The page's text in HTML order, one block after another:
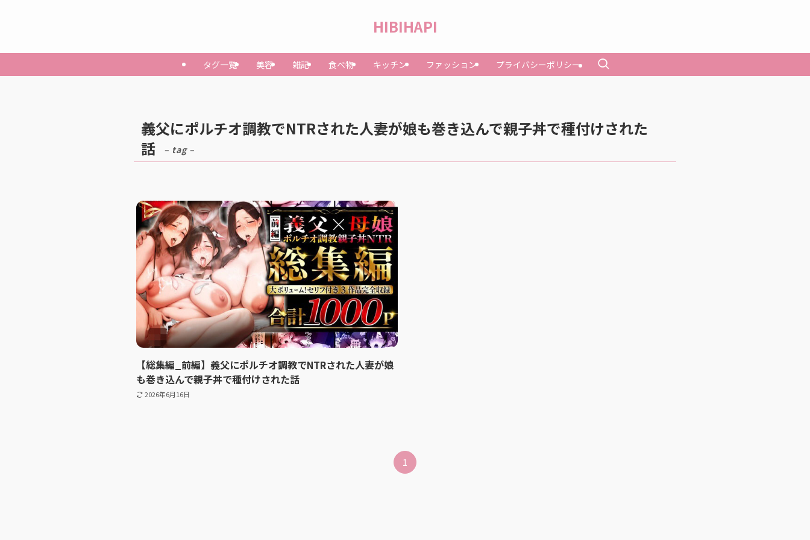
HIBIHAPI
タグ一覧 美容 雑記 食べ物 キッチン ファッション プライバシーポリシー
義父にポルチオ調教でNTRされた人妻が娘も巻き込んで親子丼で種付けされた
話
– tag –
【総集編_前編】義父にポルチオ調教でNTRされた人妻が娘
も巻き込んで親子丼で種付けされた話
2026年6月16日
1